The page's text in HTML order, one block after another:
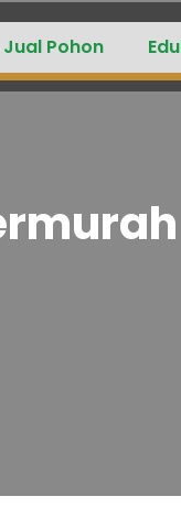
Jual Pohon